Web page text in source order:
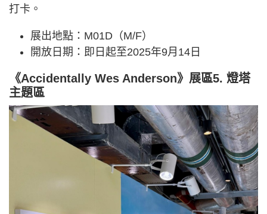
打卡。
展出地點：M01D（M/F）
開放日期：即日起至2025年9月14日
《Accidentally Wes Anderson》展區5. 燈塔
主題區